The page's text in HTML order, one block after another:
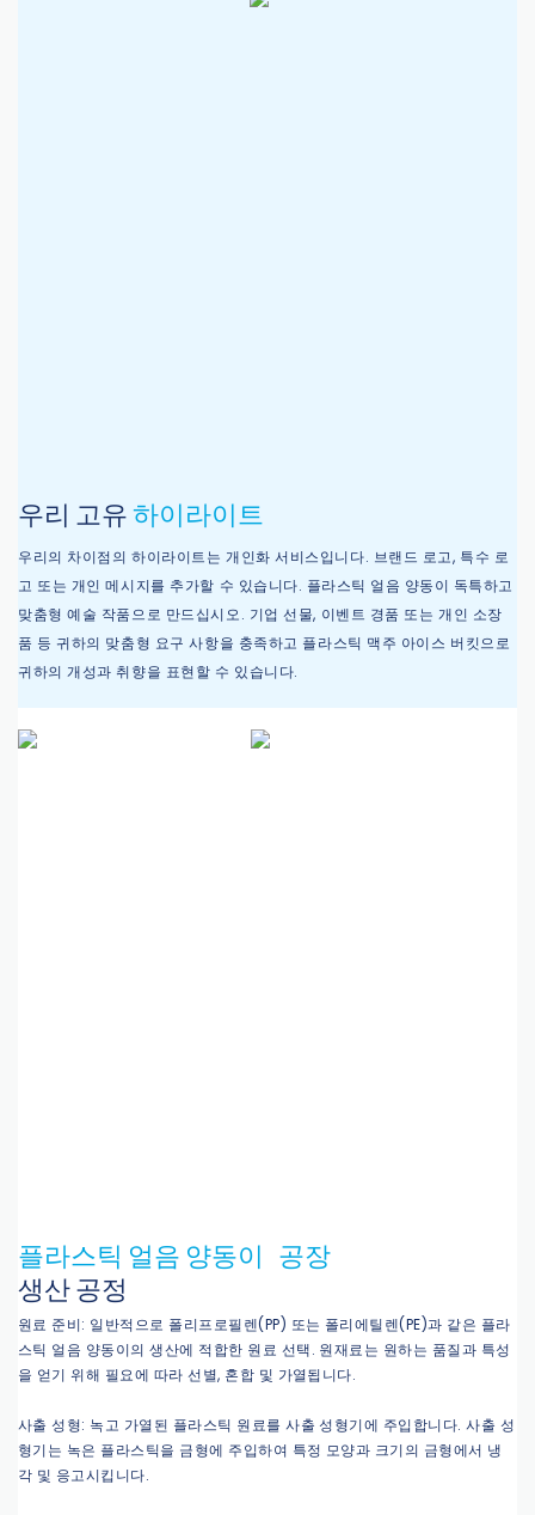
우리 고유하이라이트
우리의 차이점의 하이라이트는 개인화 서비스입니다. 브랜드 로고, 특수 로
고 또는 개인 메시지를 추가할 수 있습니다. 플라스틱 얼음 양동이 독특하고
맞춤형 예술 작품으로 만드십시오. 기업 선물, 이벤트 경품 또는 개인 소장
품 등 귀하의 맞춤형 요구 사항을 충족하고 플라스틱 맥주 아이스 버킷으로
귀하의 개성과 취향을 표현할 수 있습니다.
플라스틱 얼음 양동이 공장
생산 공정
원료 준비: 일반적으로 폴리프로필렌(PP) 또는 폴리에틸렌(PE)과 같은 플라
스틱 얼음 양동이의 생산에 적합한 원료 선택. 원재료는 원하는 품질과 특성
을 얻기 위해 필요에 따라 선별, 혼합 및 가열됩니다.
사출 성형: 녹고 가열된 플라스틱 원료를 사출 성형기에 주입합니다. 사출 성
형기는 녹은 플라스틱을 금형에 주입하여 특정 모양과 크기의 금형에서 냉
각 및 응고시킵니다.